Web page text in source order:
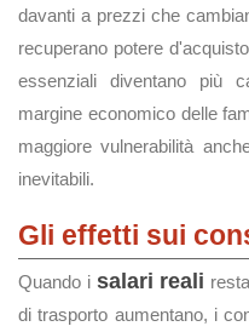
davanti a prezzi che
recuperano potere
essenziali diventano più
margine economico delle
maggiore vulnerabilità
inevitabili.
Gli effetti sui
Quando i salari reali
di trasporto aumentano, i